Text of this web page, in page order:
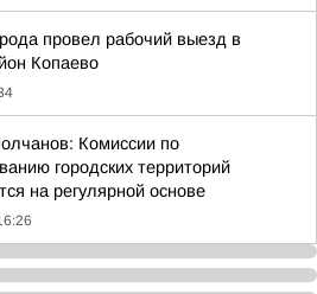
провел рабочий выезд в
Копаево
Комиссии по
городских территорий
на регулярной основе